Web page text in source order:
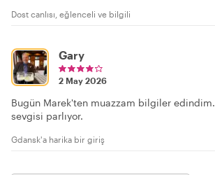
Dost canlısı, eğlenceli ve bilgili
Gary
2 May 2026
Bugün Marek'ten muazzam bilgiler
sevgisi parlıyor.
Gdansk'a harika bir giriş